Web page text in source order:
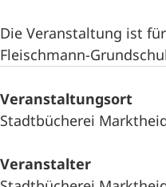
Die Veranstaltung ist
Fleischmann-
Veranstaltungsort
Stadtbücherei
Veranstalter